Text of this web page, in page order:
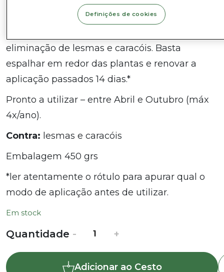
digestivo, perturbando o seu funcionamento
eliminação de lesmas e caracóis. Basta
espalhar em redor das plantas e renovar a
aplicação passados 14 dias.*
Pronto a utilizar – entre Abril e Outubro (máx
4x/ano).
Contra: lesmas e caracóis
Embalagem 450 grs
*ler atentamente o rótulo para apurar qual o
modo de aplicação antes de utilizar.
Em stock
Quantidade
Quantidade
Moluscicida
granulado
- +
Adicionar ao Cesto
Definições de cookies